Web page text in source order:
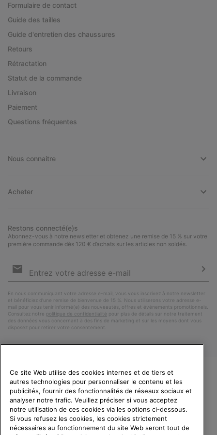
Formulaire de contact
Guide des tailles
Guide d'entretien des chaussures
Retours
Rétractation
Statut de la commande
Livraison
Paiement
Questions fréquentes
Nous connaitre
Acheter
Restons connecté(e)s
Abonnez-vous à notre newsletter et obtenez une remise de 15 % sur votre
première commande dès 120 € d’achats sur les articles non soldés.
par
En nous communiquant votre adresse e-mail, vous vous inscrivez à notre newsletter
et bénéficiez d’une remise de bienvenue de 15 %. Nous utiliserons votre adresse e-
mail pour vous tenir informé(e) des nouveautés, offres et événements promotionnels.
Consultez notre politique de confidentialité pour plus de détails sur notre traitement
des données vous concernant à des fins de marketing et sur les moyens dont vous
disposez pour retirer votre consentement.
Belgique (français) | English › | Nederlands ›
VEUILLEZ CHOISIR UNE
LANGUE
Achats en ligne disponibles
Ce site Web utilise des cookies internes et de tiers et
autres technologies pour personnaliser le contenu et les
publicités, fournir des fonctionnalités de réseaux sociaux et
analyser notre trafic. Veuillez préciser si vous acceptez
notre utilisation de ces cookies via les options ci-dessous.
Si vous refusez les cookies, les cookies strictement
nécessaires au fonctionnement du site Web seront tout de